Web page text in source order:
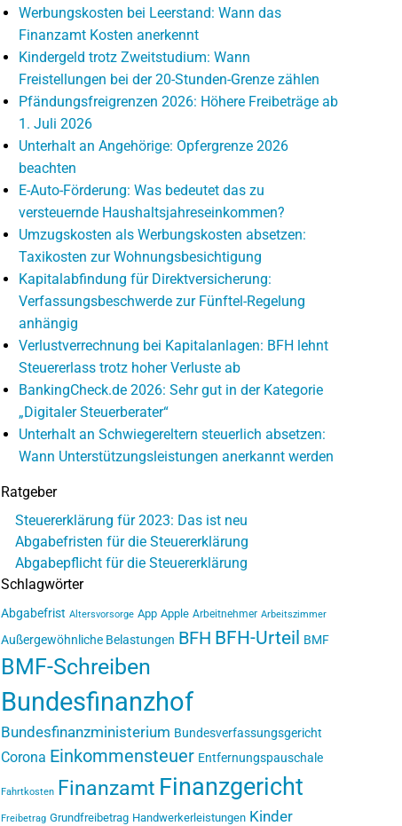
Werbungskosten bei Leerstand: Wann das
Finanzamt Kosten anerkennt
Kindergeld trotz Zweitstudium: Wann
Freistellungen bei der 20-Stunden-Grenze zählen
Pfändungsfreigrenzen 2026: Höhere Freibeträge ab
1. Juli 2026
Unterhalt an Angehörige: Opfergrenze 2026
beachten
E-Auto-Förderung: Was bedeutet das zu
versteuernde Haushaltsjahreseinkommen?
Umzugskosten als Werbungskosten absetzen:
Taxikosten zur Wohnungsbesichtigung
Kapitalabfindung für Direktversicherung:
Verfassungsbeschwerde zur Fünftel-Regelung
anhängig
Verlustverrechnung bei Kapitalanlagen: BFH lehnt
Steuererlass trotz hoher Verluste ab
BankingCheck.de 2026: Sehr gut in der Kategorie
„Digitaler Steuerberater“
Unterhalt an Schwiegereltern steuerlich absetzen:
Wann Unterstützungsleistungen anerkannt werden
Ratgeber
Steuererklärung für 2023: Das ist neu
Abgabefristen für die Steuererklärung
Abgabepflicht für die Steuererklärung
Schlagwörter
Abgabefrist Altersvorsorge App Apple Arbeitnehmer Arbeitszimmer
Außergewöhnliche Belastungen BFH BFH-Urteil BMF
BMF-Schreiben
Bundesfinanzhof
Bundesfinanzministerium Bundesverfassungsgericht
Corona Einkommensteuer Entfernungspauschale
Fahrtkosten Finanzamt Finanzgericht
Freibetrag Grundfreibetrag Handwerkerleistungen Kinder